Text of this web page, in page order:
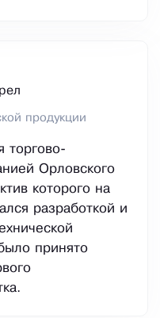
продукции
торгово-
Орловского
которого на
разработкой и
принято